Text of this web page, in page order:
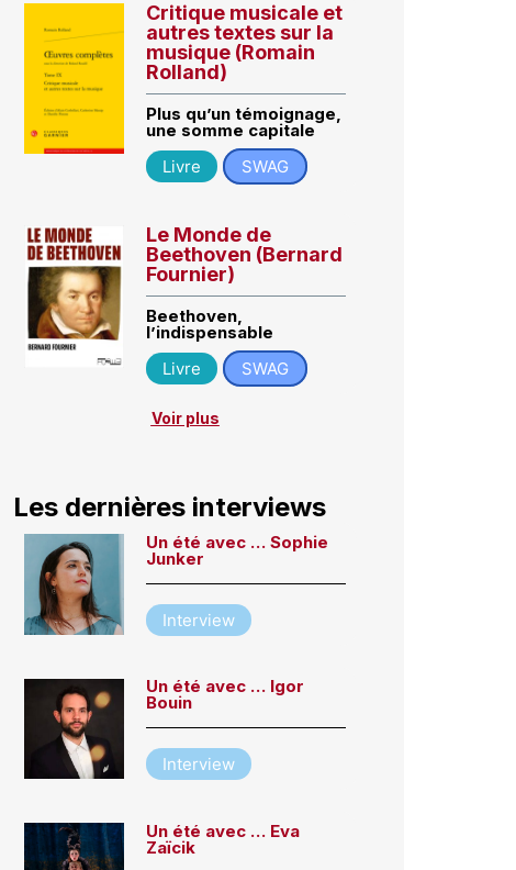
Critique musicale et
autres textes sur la
musique (Romain
Rolland)
Plus qu’un témoignage,
une somme capitale
Livre
SWAG
Le Monde de
Beethoven (Bernard
Fournier)
Beethoven,
l’indispensable
Livre
SWAG
Voir plus
Les dernières interviews
Un été avec … Sophie
Junker
Interview
Un été avec … Igor
Bouin
Interview
Un été avec … Eva
Zaïcik